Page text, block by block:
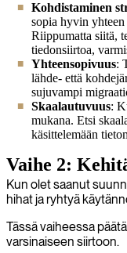
Kohdistaminen
sopia hyvin yhteen
Riippumatta siitä,
tiedonsiirtoa,
Yhteensopivuus:
lähde- että
sujuvampi
Skaalautuvuus:
mukana. Etsi
käsittelemään
Vaihe 2:
Kun olet saanut
hihat ja ryhtyä
Tässä vaiheessa
varsinaiseen siirtoon.